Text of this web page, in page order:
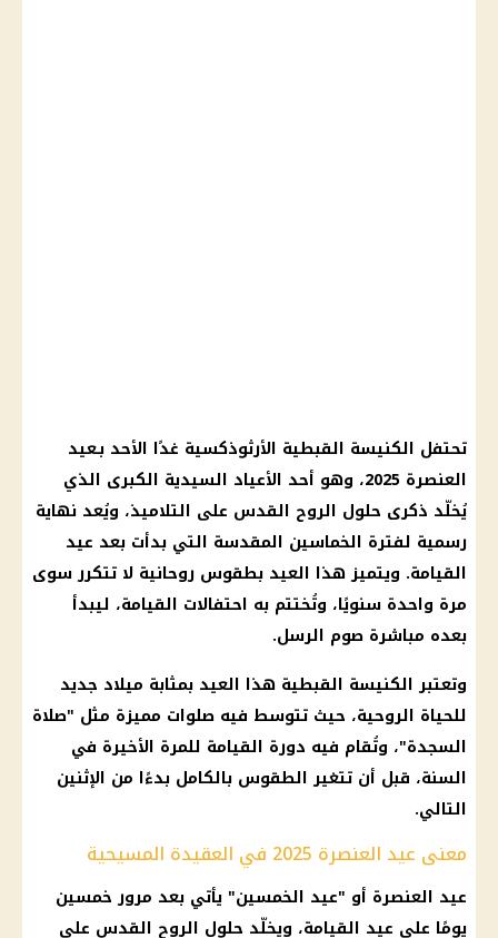
تحتفل الكنيسة القبطية الأرثوذكسية غدًا الأحد بـعيد
العنصرة 2025، وهو أحد الأعياد السيدية الكبرى الذي
يُخلّد ذكرى حلول الروح القدس على التلاميذ، ويُعد نهاية
رسمية لفترة الخماسين المقدسة التي بدأت بعد عيد
القيامة. ويتميز هذا العيد بطقوس روحانية لا تتكرر سوى
مرة واحدة سنويًا، وتُختتم به احتفالات القيامة، ليبدأ
بعده مباشرة صوم الرسل.
وتعتبر الكنيسة القبطية هذا العيد بمثابة ميلاد جديد
للحياة الروحية، حيث تتوسط فيه صلوات مميزة مثل "صلاة
السجدة"، وتُقام فيه دورة القيامة للمرة الأخيرة في
السنة، قبل أن تتغير الطقوس بالكامل بدءًا من الإثنين
التالي.
معنى عيد العنصرة 2025 في العقيدة المسيحية
عيد العنصرة أو "عيد الخمسين" يأتي بعد مرور خمسين
يومًا على عيد القيامة، ويخلّد حلول الروح القدس على